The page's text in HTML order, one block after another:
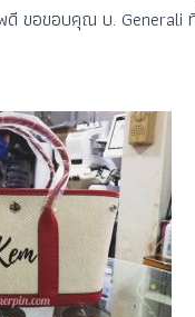
ขอขอบคุณ บ. Generali ที่